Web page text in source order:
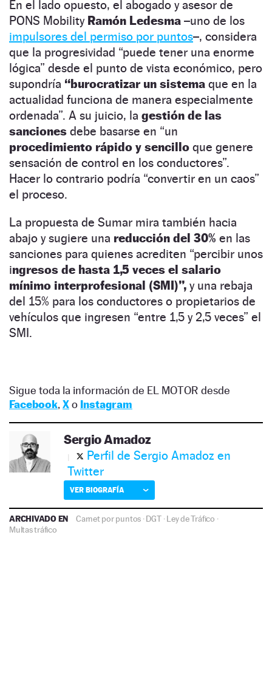
En el lado opuesto, el abogado y asesor de
PONS Mobility Ramón Ledesma –uno de los
impulsores del permiso por puntos–, considera
que la progresividad “puede tener una enorme
lógica” desde el punto de vista económico, pero
supondría “burocratizar un sistema que en la
actualidad funciona de manera especialmente
ordenada”. A su juicio, la gestión de las
sanciones debe basarse en “un
procedimiento rápido y sencillo que genere
sensación de control en los conductores”.
Hacer lo contrario podría “convertir en un caos”
el proceso.
La propuesta de Sumar mira también hacia
abajo y sugiere una reducción del 30% en las
sanciones para quienes acrediten “percibir unos
ingresos de hasta 1,5 veces el salario
mínimo interprofesional (SMI)”, y una rebaja
del 15% para los conductores o propietarios de
vehículos que ingresen “entre 1,5 y 2,5 veces” el
SMI.
Sigue toda la información de EL MOTOR desde
Facebook, Xo Instagram
Sergio Amadoz
Perfil de Sergio Amadoz en
Twitter
VER BIOGRAFÍA
ARCHIVADO EN Carnet por puntos ·DGT·Ley de Tráfico ·
Multas tráfico